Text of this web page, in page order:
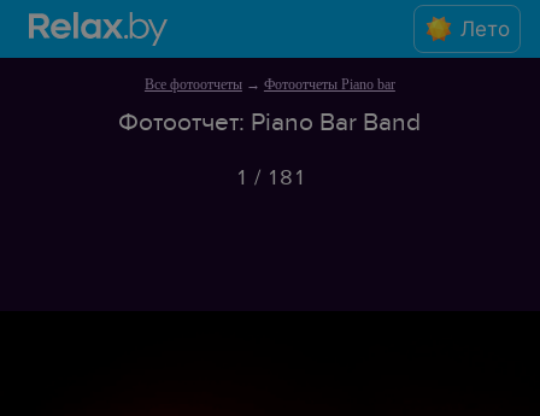
Лето
Все фотоотчеты→ Фотоотчеты Piano bar
Фотоотчет: Piano Bar Band
1 / 181